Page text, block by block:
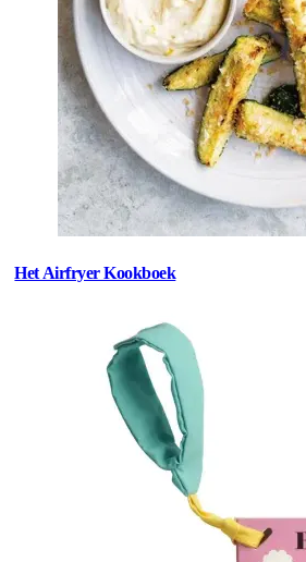
Het Airfryer Kookboek